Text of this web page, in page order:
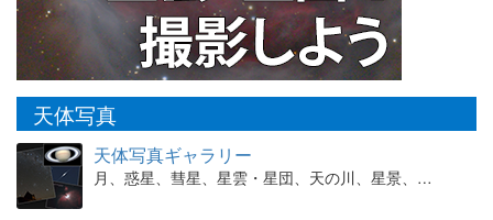
天体写真
天体写真ギャラリー
月、惑星、彗星、星雲・星団、天の川、星景、…